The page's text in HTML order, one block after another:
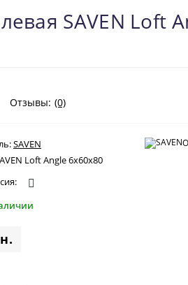
SAVEN Loft
Отзывы: (0)
SAVEN
Loft Angle 6х60х80